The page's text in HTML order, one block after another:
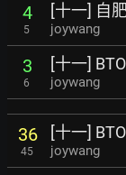
4
5
[十一] 自
joywang
3
6
[十一]
joywang
36
45
[十一]
joywang